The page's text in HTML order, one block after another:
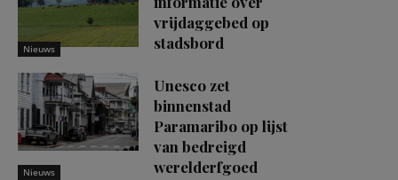
Nieuws
vrijdaggebed op
stadsbord
Nieuws
Unesco zet
binnenstad
Paramaribo op lijst
van bedreigd
werelderfgoed